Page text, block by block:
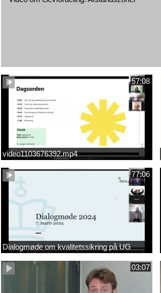
57:08
video1103676392.mp4
77:06
Dialogmøde om kvalitetssikring på UG
03:07